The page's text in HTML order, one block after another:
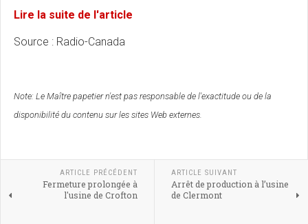
Lire la suite de l'article
Source : Radio-Canada
Note: Le Maître papetier n'est pas responsable de l'exactitude ou de la
disponibilité du contenu sur les sites Web externes.
ARTICLE PRÉCÉDENT
Fermeture prolongée à
l'usine de Crofton
ARTICLE SUIVANT
Arrêt de production à l’usine
de Clermont